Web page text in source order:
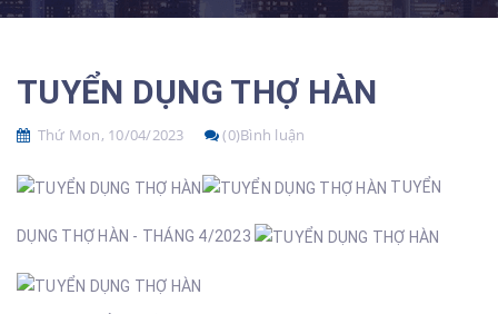
TUYỂN DỤNG THỢ HÀN
Thứ Mon, 10/04/2023 (0)Bình luận
TUYỂN
DỤNG THỢ HÀN - THÁNG 4/2023